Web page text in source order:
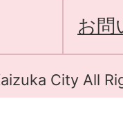
お問
City All